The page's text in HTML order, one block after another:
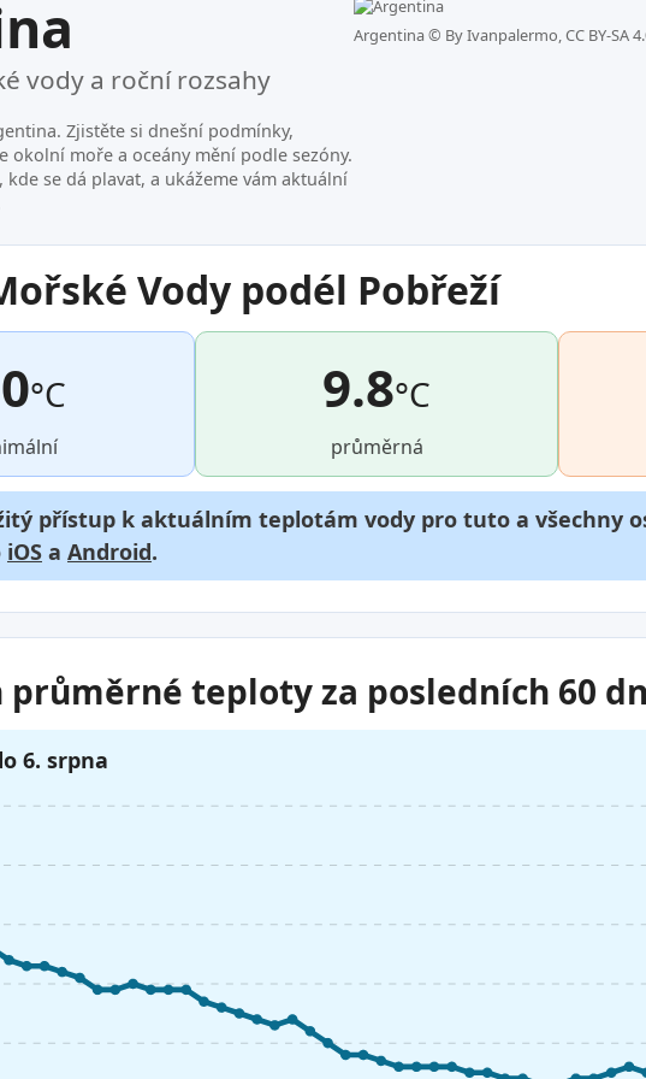
vody a roční rozsahy
Zjistěte si dnešní podmínky,
okolní moře a oceány mění podle sezóny.
kde se dá plavat, a ukážeme vám aktuální
Argentina © By Ivanpalermo, CC BY-SA
Vody podél Pobřeží
°C 9.8°C
průměrná
přístup k aktuálním teplotám vody pro tuto a všechny
iOS a Android.
průměrné teploty za posledních 60
6. srpna